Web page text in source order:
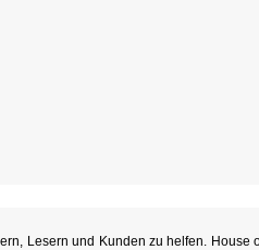
Lesern und Kunden zu helfen. House